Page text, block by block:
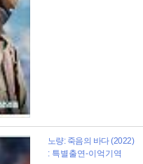
노량: 죽음의 바다 (2022)
: 특별출연-이억기역